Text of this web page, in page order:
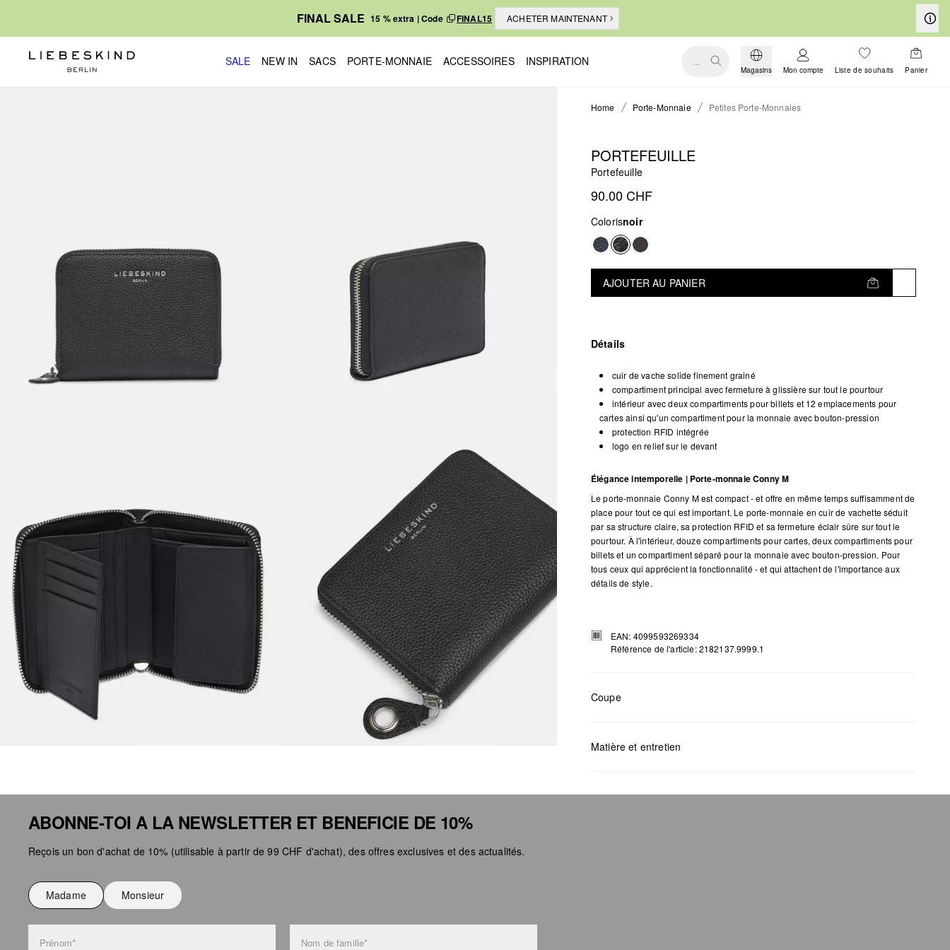
FINAL SALE 15 % extra | Code FINAL15 ACHETER MAINTENANT
SALE NEW IN SACS PORTE-MONNAIE ACCESSOIRES INSPIRATION ...
Magasins Mon compte Liste de souhaits Panier
Home Porte-Monnaie Petites Porte-Monnaies
PORTEFEUILLE
Portefeuille
90.00 CHF
Colorisnoir
AJOUTER AU PANIER
Détails
cuir de vache solide finement grainé
compartiment principal avec fermeture à glissière sur tout le pourtour
intérieur avec deux compartiments pour billets et 12 emplacements pour
cartes ainsi qu'un compartiment pour la monnaie avec bouton-pression
protection RFID intégrée
logo en relief sur le devant
Élégance intemporelle | Porte-monnaie Conny M
Le porte-monnaie Conny M est compact - et offre en même temps suffisamment de
place pour tout ce qui est important. Le porte-monnaie en cuir de vachette séduit
par sa structure claire, sa protection RFID et sa fermeture éclair sûre sur tout le
pourtour. À l'intérieur, douze compartiments pour cartes, deux compartiments pour
billets et un compartiment séparé pour la monnaie avec bouton-pression. Pour
tous ceux qui apprécient la fonctionnalité - et qui attachent de l'importance aux
détails de style.
EAN: 4099593269334
Référence de l'article: 2182137.9999.1
Coupe
Matière et entretien
ABONNE-TOI A LA NEWSLETTER ET BENEFICIE DE 10%
Reçois un bon d'achat de 10% (utilisable à partir de 99 CHF d'achat), des offres exclusives et des actualités.
Madame Monsieur
Prénom* Nom de famille*